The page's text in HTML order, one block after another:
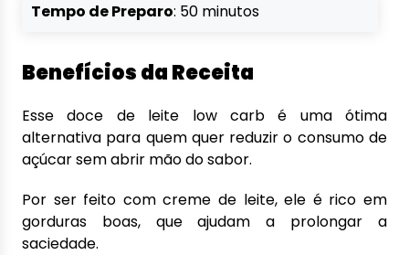
Tempo de Preparo: 50 minutos
Benefícios da Receita
Esse doce de leite low carb é uma ótima
alternativa para quem quer reduzir o consumo de
açúcar sem abrir mão do sabor.
Por ser feito com creme de leite, ele é rico em
gorduras boas, que ajudam a prolongar a
saciedade.